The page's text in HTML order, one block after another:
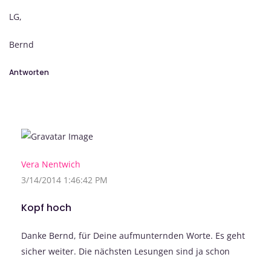
LG,
Bernd
Antworten
Vera Nentwich
3/14/2014 1:46:42 PM
Kopf hoch
Danke Bernd, für Deine aufmunternden Worte. Es geht
sicher weiter. Die nächsten Lesungen sind ja schon